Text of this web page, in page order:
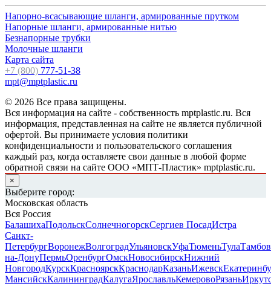
Напорно-всасывающие шланги, армированные прутком
Напорные шланги, армированные нитью
Безнапорные трубки
Молочные шланги
Карта сайта
+7 (800) 777-51-38
mpt@mptplastic.ru
© 2026 Все права защищены.
Вся информация на сайте - собственность mptplastic.ru. Вся
информация, представленная на сайте не является публичной
офертой. Вы принимаете условия политики
конфиденциальности и пользовательского соглашения
каждый раз, когда оставляете свои данные в любой форме
обратной связи на сайте ООО «МПТ-Пластик» mptplastic.ru.
×
Выберите город:
Московская область
Вся Россия
БалашихаПодольскСолнечногорскСергиев ПосадИстра
Санкт-
ПетербургВоронежВолгоградУльяновскУфаТюменьТулаТамбов
на-ДонуПермьОренбургОмскНовосибирскНижний
НовгородКурскКрасноярскКраснодарКазаньИжевск
МансийскКалининградКалугаЯрославльКемеровоРязань